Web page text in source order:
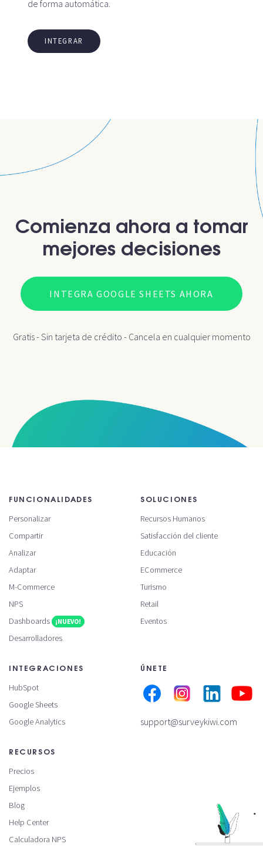
de forma automática.
INTEGRAR
Comienza ahora a tomar
mejores decisiones
INTEGRA GOOGLE SHEETS AHORA
Gratis - Sin tarjeta de crédito - Cancela en cualquier momento
FUNCIONALIDADES
Personalizar
Compartir
Analizar
Adaptar
M-Commerce
NPS
Dashboards
¡NUEVO!
Desarrolladores
SOLUCIONES
Recursos Humanos
Satisfacción del cliente
Educación
ECommerce
Turismo
Retail
Eventos
INTEGRACIONES
HubSpot
Google Sheets
Google Analytics
RECURSOS
Precios
Ejemplos
Blog
Help Center
Calculadora NPS
ÚNETE
support@surveykiwi.com